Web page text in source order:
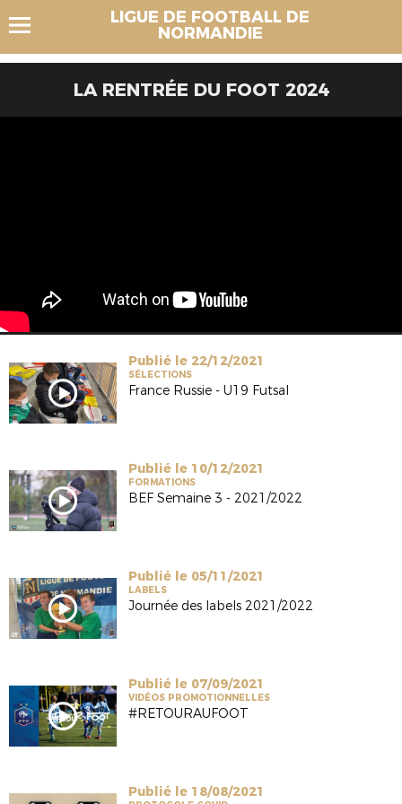
LIGUE DE FOOTBALL DE
NORMANDIE
LA RENTRÉE DU FOOT 2024
Publié le 22/12/2021
SÉLECTIONS
France Russie - U19 Futsal
Publié le 10/12/2021
FORMATIONS
BEF Semaine 3 - 2021/2022
Publié le 05/11/2021
LABELS
Journée des labels 2021/2022
Publié le 07/09/2021
VIDÉOS PROMOTIONNELLES
#RETOURAUFOOT
Publié le 18/08/2021